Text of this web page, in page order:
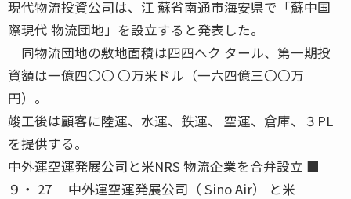
現代物流投資公司は、江 蘇省南通市海安県で「蘇中国
際現代 物流団地」を設立すると発表した。
同物流団地の敷地面積は四四ヘク タール、第一期投
資額は一億四〇〇 〇万米ドル（一六四億三〇〇万
円）。
竣工後は顧客に陸運、水運、鉄運、 空運、倉庫、３PL
を提供する。
中外運空運発展公司と米NRS 物流企業を合弁設立 ■
９・ 27 中外運空運発展公司（ Sino Air） と米